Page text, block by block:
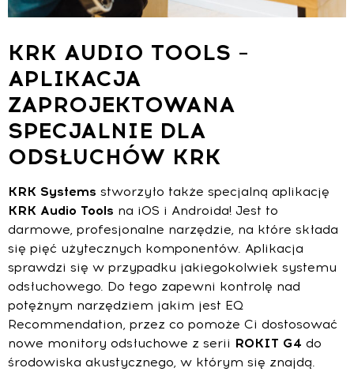
KRK AUDIO TOOLS –
APLIKACJA
ZAPROJEKTOWANA
SPECJALNIE DLA
ODSŁUCHÓW KRK
KRK Systems stworzyło także specjalną aplikację
KRK Audio Tools na iOS i Androida! Jest to
darmowe, profesjonalne narzędzie, na które składa
się pięć użytecznych komponentów. Aplikacja
sprawdzi się w przypadku jakiegokolwiek systemu
odsłuchowego. Do tego zapewni kontrolę nad
potężnym narzędziem jakim jest EQ
Recommendation, przez co pomoże Ci dostosować
nowe monitory odsłuchowe z serii ROKIT G4 do
środowiska akustycznego, w którym się znajdą.